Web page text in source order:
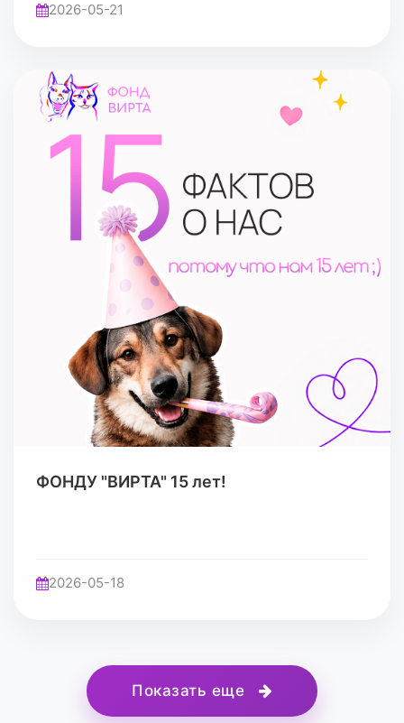
2026-05-21
ФОНДУ "ВИРТА" 15 лет!
2026-05-18
Показать еще